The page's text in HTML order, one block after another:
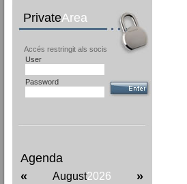
PrivateArea
Accés restringit als socis
User
Password
Agenda
«
August2026 »